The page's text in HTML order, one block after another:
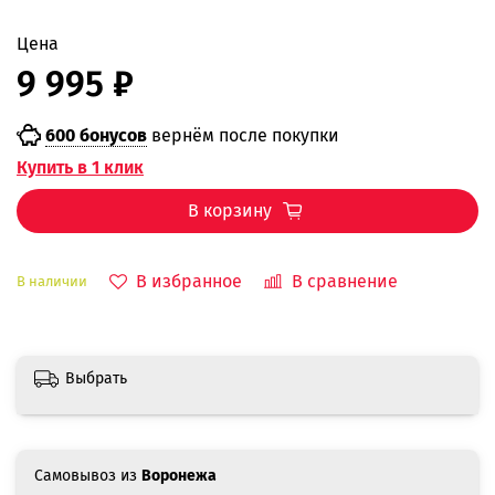
В наличии В избранное В сравнение
Цена
9 995 ₽
600 бонусов вернём после покупки
Купить в 1 клик
В корзину
Самовывоз из Воронежа
Выбрать